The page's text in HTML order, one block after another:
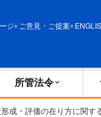
ジ ご意見・ご提案
所管法令
成・評価の在り方に関す